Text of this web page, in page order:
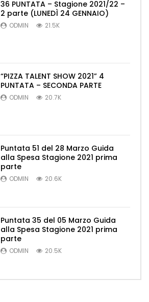
36 PUNTATA – Stagione 2021/22 –
2 parte (LUNEDÌ 24 GENNAIO)
ODMIN 21.5K
“PIZZA TALENT SHOW 2021” 4
PUNTATA – SECONDA PARTE
ODMIN 20.7K
Puntata 51 del 28 Marzo Guida
alla Spesa Stagione 2021 prima
parte
ODMIN 20.6K
Puntata 35 del 05 Marzo Guida
alla Spesa Stagione 2021 prima
parte
ODMIN 20.5K